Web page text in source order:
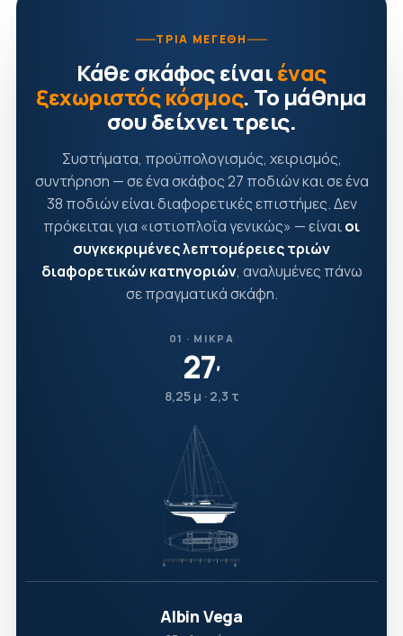
ΤΡΊΑ ΜΕΓΈΘΗ
Κάθε σκάφος είναιένας
ξεχωριστός κόσμος. Το μάθημα
σου δείχνει τρεις.
Συστήματα, προϋπολογισμός, χειρισμός,
συντήρηση — σε ένα σκάφος 27 ποδιών και σε ένα
38 ποδιών είναι διαφορετικές επιστήμες. Δεν
πρόκειται για «ιστιοπλοΐα γενικώς» — είναιοι
συγκεκριμένες λεπτομέρειες τριών
διαφορετικών κατηγοριών, αναλυμένες πάνω
σε πραγματικά σκάφη.
01 · ΜΙΚΡΆ
27′
8,25 μ · 2,3 τ
Albin Vega